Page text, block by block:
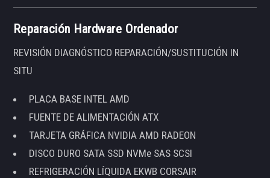
Reparación Hardware Ordenador
REVISIÓN DIAGNÓSTICO REPARACIÓN/SUSTITUCIÓN IN
SITU
PLACA BASE INTEL AMD
FUENTE DE ALIMENTACIÓN ATX
TARJETA GRÁFICA NVIDIA AMD RADEON
DISCO DURO SATA SSD NVMe SAS SCSI
REFRIGERACIÓN LÍQUIDA EKWB CORSAIR